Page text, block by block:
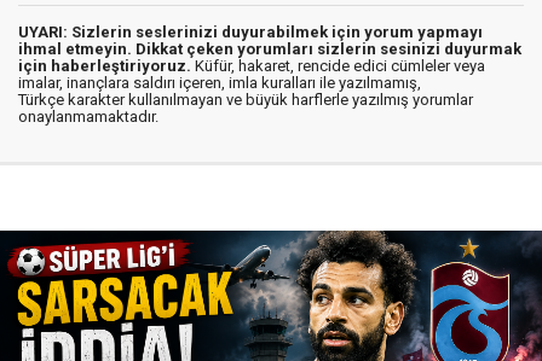
UYARI: Sizlerin seslerinizi duyurabilmek için yorum yapmayı
ihmal etmeyin. Dikkat çeken yorumları sizlerin sesinizi duyurmak
için haberleştiriyoruz. Küfür, hakaret, rencide edici cümleler veya
imalar, inançlara saldırı içeren, imla kuralları ile yazılmamış,
Türkçe karakter kullanılmayan ve büyük harflerle yazılmış yorumlar
onaylanmamaktadır.